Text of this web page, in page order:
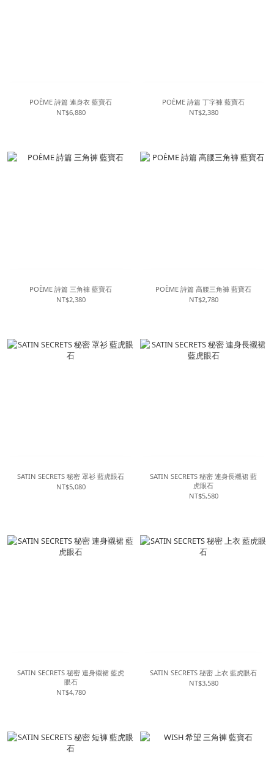
POÈME 詩篇 連身衣 藍寶石
NT$6,880
POÈME 詩篇 丁字褲 藍寶石
NT$2,380
POÈME 詩篇 三角褲 藍寶石
NT$2,380
POÈME 詩篇 高腰三角褲 藍寶石
NT$2,780
SATIN SECRETS 秘密 罩衫 藍虎眼石
NT$5,080
SATIN SECRETS 秘密 連身長襯裙 藍
虎眼石
NT$5,580
SATIN SECRETS 秘密 連身襯裙 藍虎
眼石
NT$4,780
SATIN SECRETS 秘密 上衣 藍虎眼石
NT$3,580